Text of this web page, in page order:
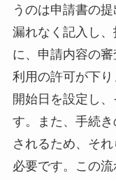
うのは申請書の
漏れなく記入し
に、申請内容の
利用の許可が下
開始日を設定し
す。また、手続
されるため、そ
必要です。この